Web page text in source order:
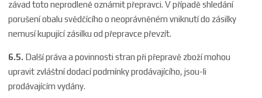
závad toto neprodleně oznámit přepravci. V případě shledání
porušení obalu svědčícího o neoprávněném vniknutí do zásilky
nemusí kupující zásilku od přepravce převzít.
6.5. Další práva a povinnosti stran při přepravě zboží mohou
upravit zvláštní dodací podmínky prodávajícího, jsou-li
prodávajícím vydány.